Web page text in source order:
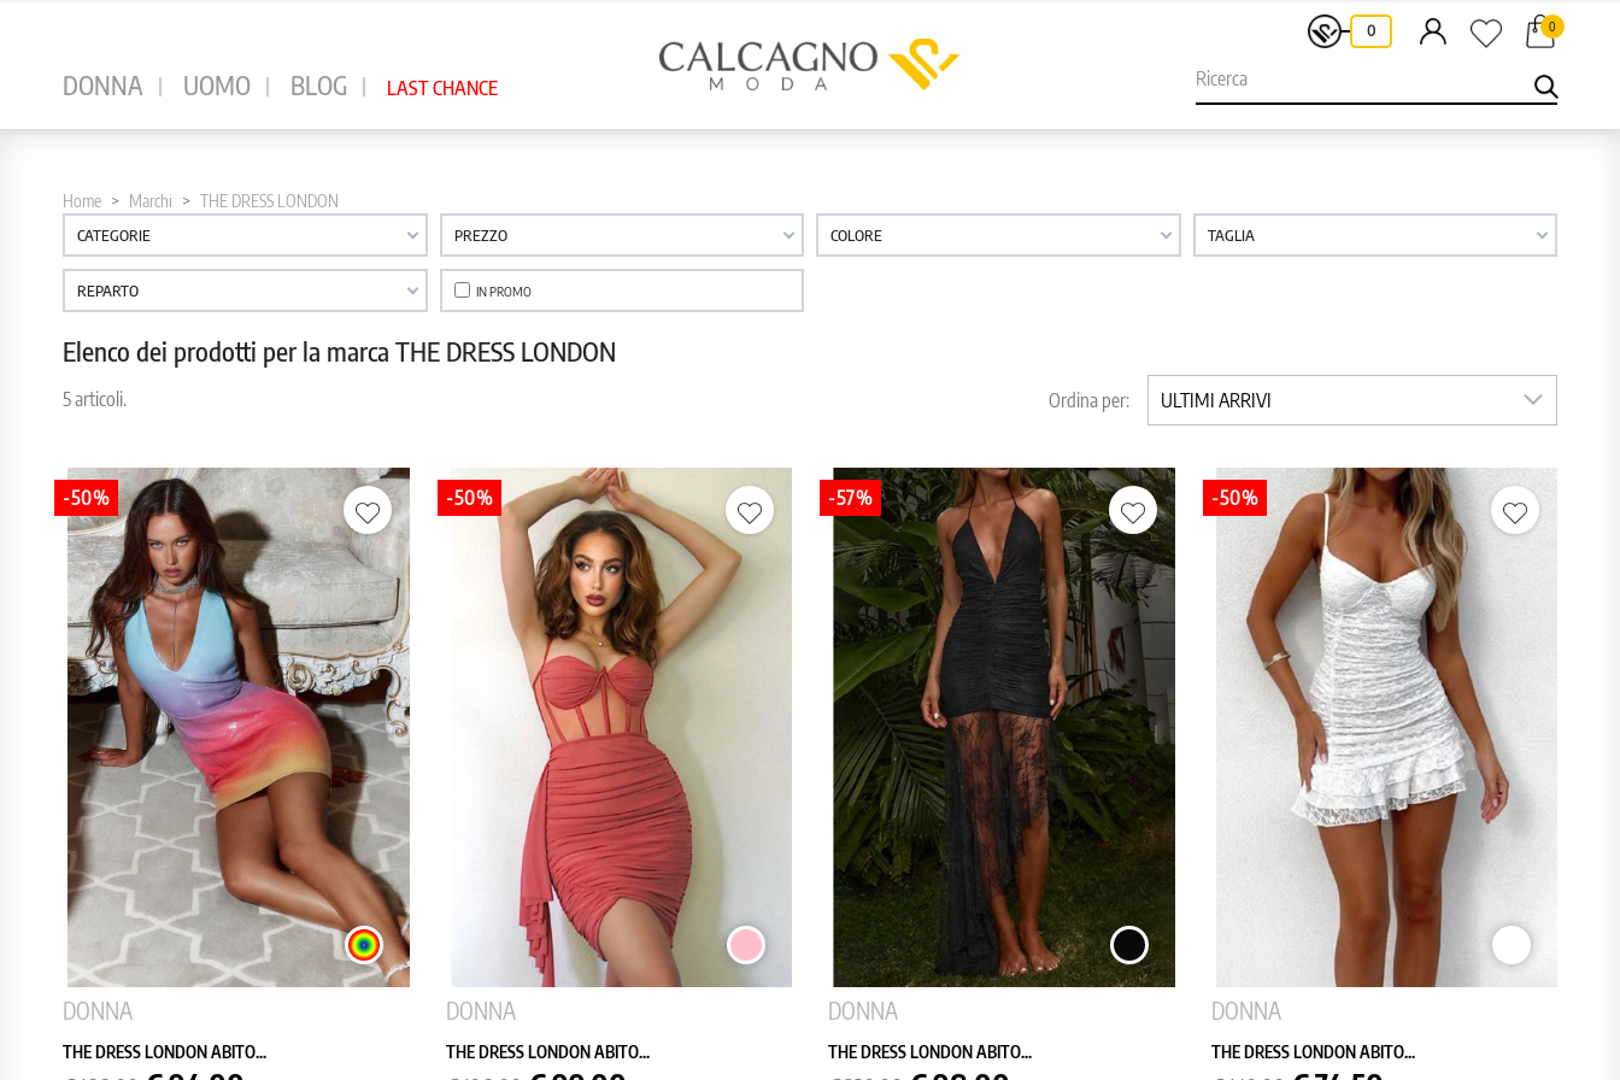
DONNA UOMO BLOG LAST CHANCE
- 0 0
Home Marchi THE DRESS LONDON
CATEGORIE PREZZO COLORE TAGLIA
REPARTO IN PROMO
Elenco dei prodotti per la marca THE DRESS LONDON
5 articoli. Ordina per: ULTIMI ARRIVI
MULTICOLOR
DONNA
THE DRESS LONDON ABITO...
-50%
ROSA
DONNA
THE DRESS LONDON ABITO...
-50%
NERO
DONNA
THE DRESS LONDON ABITO...
-57%
BIANCO
DONNA
THE DRESS LONDON ABITO...
-50%